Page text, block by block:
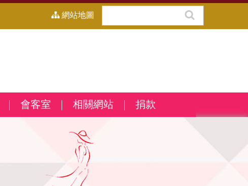
網站地圖
會客室 相關網站 捐款